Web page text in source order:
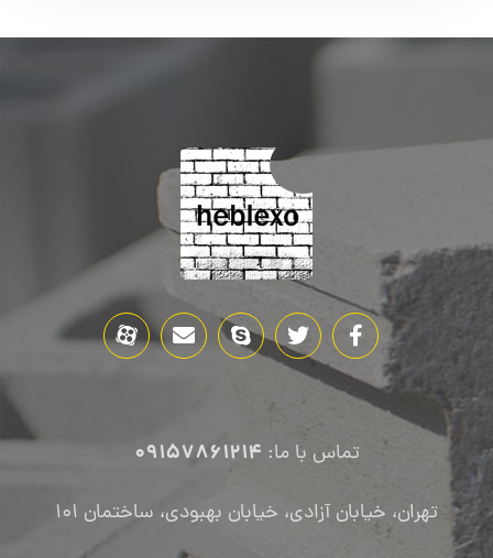
تماس با ما: 09157861214
تهران، خیابان آزادی، خیابان بهبودی، ساختمان ۱۰۱